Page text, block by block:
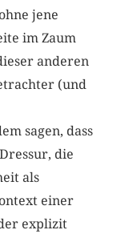
jene
im Zaum
anderen
(und
sagen, dass
die
als
einer
explizit